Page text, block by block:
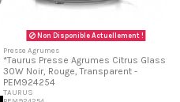
Non Disponible Actuellement !
Presse Agrumes
*Taurus Presse Agrumes Citrus Glass
30W Noir, Rouge, Transparent -
PEM924254
TAURUS